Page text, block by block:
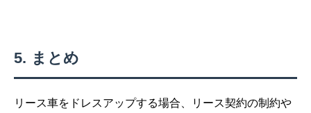
まとめ
リース車をドレスアップする場合、リース契約の制約や